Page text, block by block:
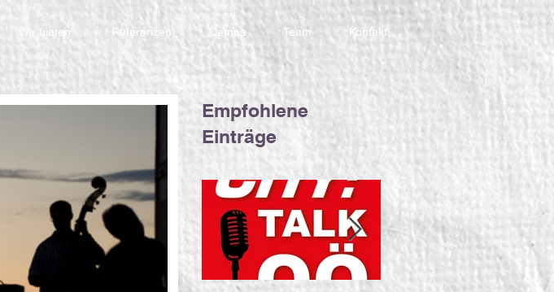
Wir bieten: Referenzen Demos Team Kontakt
Empfohlene
Einträge